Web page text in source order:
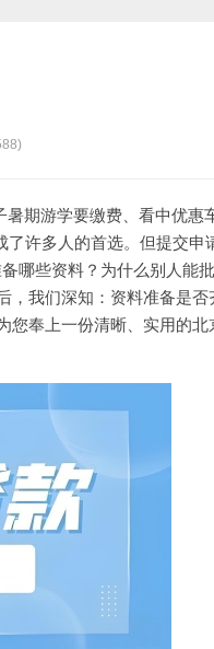
期游学要缴费、看中优惠
了许多人的首选。但提交申
哪些资料？为什么别人能
，我们深知：资料准备是否
您奉上一份清晰、实用的北